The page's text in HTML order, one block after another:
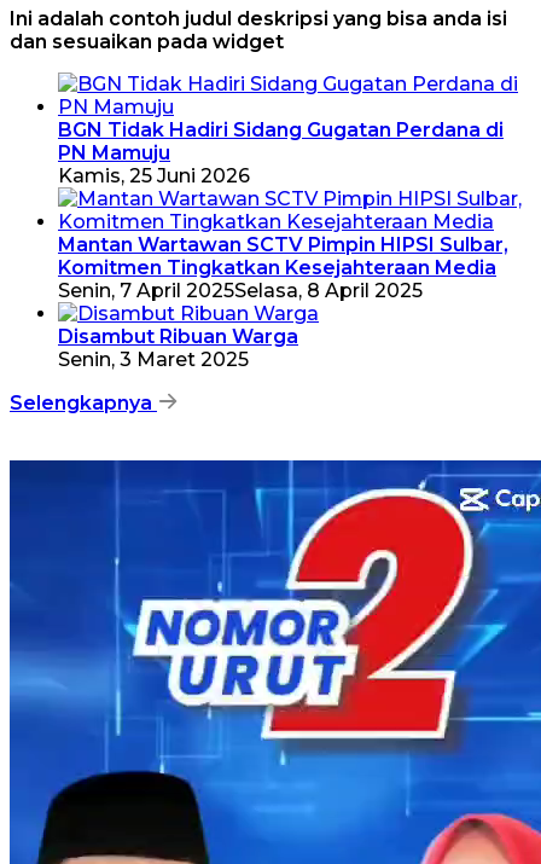
Ini adalah contoh judul deskripsi yang bisa anda isi
dan sesuaikan pada widget
BGN Tidak Hadiri Sidang Gugatan Perdana di
PN Mamuju
Kamis, 25 Juni 2026
Mantan Wartawan SCTV Pimpin HIPSI Sulbar,
Komitmen Tingkatkan Kesejahteraan Media
Senin, 7 April 2025Selasa, 8 April 2025
Disambut Ribuan Warga
Senin, 3 Maret 2025
Selengkapnya